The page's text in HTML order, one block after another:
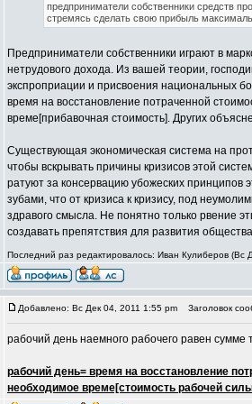
предприниматели собственники средств
стремясь сделать свою прибыль
Предприниматели собственники играют в
нетрудового дохода. Из вашей теории,
экспроприации и присвоения национальных
время на восстановление потраченной
време[прибавочная стоимость]. Других
Существующая экономическая система на
чтобы вскрывать причины кризисов этой
ратуют за консервацию убожеских принципов
зубами, что от кризиса к кризису, под
здравого смысла. Не понятно только рвение
создавать препятствия для развития
Последний раз редактировалось: Иван Кулиберов (Вс
Добавлено: Вс Дек 04, 2011 1:55 pm Заголовок
рабочий день наемного рабочего равен сумме
рабочий день= время на восстановление
необходимое време[стоимость рабочей